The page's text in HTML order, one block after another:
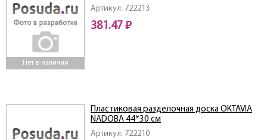
Нет в наличии
Артикул: 722213
381.47 ₽
Артикул: 722210
Пластиковая разделочная доска OKTAVIA
NADOBA 44*30 см